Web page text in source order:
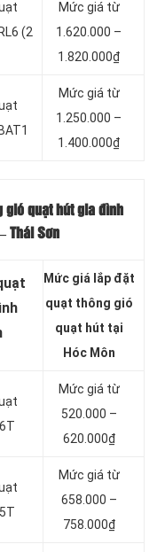
(2
Mức giá từ
1.620.000 –
1.820.000₫
Mức giá từ
1.250.000 –
1.400.000₫
gió quạt hút gia đình
Thái Sơn
Mức giá lắp đặt
quạt thông gió
quạt hút tại
Hóc Môn
Mức giá từ
520.000 –
620.000₫
Mức giá từ
658.000 –
758.000₫